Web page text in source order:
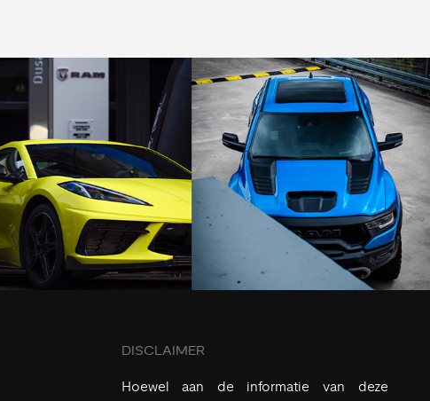
DISCLAIMER
Hoewel aan de informatie van deze